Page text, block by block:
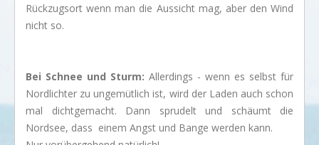
Rückzugsort wenn man die Aussicht mag, aber den Wind
nicht so.
Bei Schnee und Sturm: Allerdings - wenn es selbst für
Nordlichter zu ungemütlich ist, wird der Laden auch schon
mal dichtgemacht. Dann sprudelt und schäumt die
Nordsee, dass einem Angst und Bange werden kann.